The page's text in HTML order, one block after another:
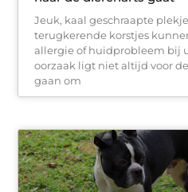
Jeuk, kaal geschraapte
terugkerende korstjes
allergie of huidprobleem bij
oorzaak ligt niet altijd voor
gaan om